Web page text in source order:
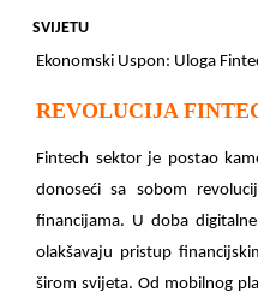
SVIJETU
Ekonomski Uspon: Uloga
REVOLUCIJA
Fintech sektor je postao
donoseći sa sobom
financijama. U doba
olakšavaju pristup
širom svijeta. Od mobilnog